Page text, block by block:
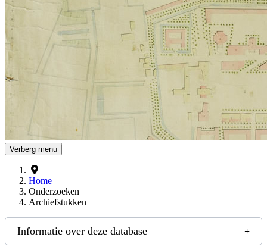
Verberg menu
Home
Onderzoeken
Archiefstukken
Informatie over deze database